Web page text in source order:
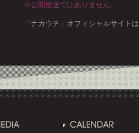
※公開放送ではありません。
「ナカウチ」オフィシャルサイトは